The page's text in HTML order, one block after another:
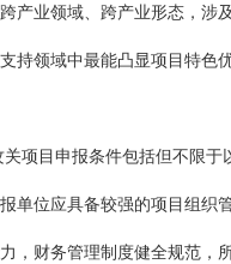
产业领域、跨产业形态，涉
持领域中最能凸显项目特色
项目申报条件包括但不限于
报单位应具备较强的项目组织
，财务管理制度健全规范，